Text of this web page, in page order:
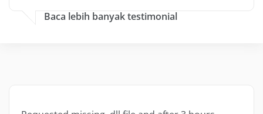
Baca lebih banyak testimonial